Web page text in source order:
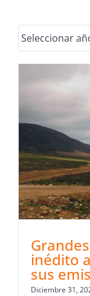
inédito
sus
Diciembre 31,